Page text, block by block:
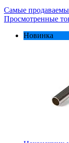
Самые
Просмотренные
Новинка